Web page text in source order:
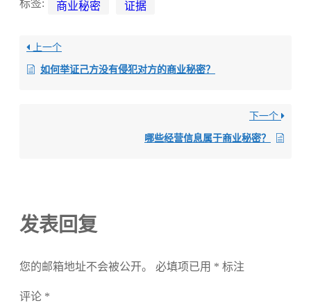
标签: 商业秘密 证据
上一个
如何举证己方没有侵犯对方的商业秘密？
下一个
哪些经营信息属于商业秘密？
发表回复
您的邮箱地址不会被公开。 必填项已用 * 标注
评论 *